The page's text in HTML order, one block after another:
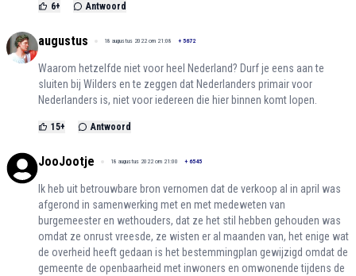
6+ Antwoord
augustus 18 augustus 2022 om 21:08 + 5672
Waarom hetzelfde niet voor heel Nederland? Durf je eens aan te
sluiten bij Wilders en te zeggen dat Nederlanders primair voor
Nederlanders is, niet voor iedereen die hier binnen komt lopen.
15+ Antwoord
JooJootje 18 augustus 2022 om 21:00 + 6545
Ik heb uit betrouwbare bron vernomen dat de verkoop al in april was
afgerond in samenwerking met en met medeweten van
burgemeester en wethouders, dat ze het stil hebben gehouden was
omdat ze onrust vreesde, ze wisten er al maanden van, het enige wat
de overheid heeft gedaan is het bestemmingplan gewijzigd omdat de
gemeente de openbaarheid met inwoners en omwonende tijdens de